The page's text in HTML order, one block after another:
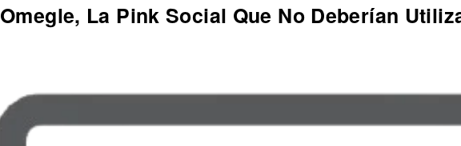
Omegle, La Pink Social Que No Deberían